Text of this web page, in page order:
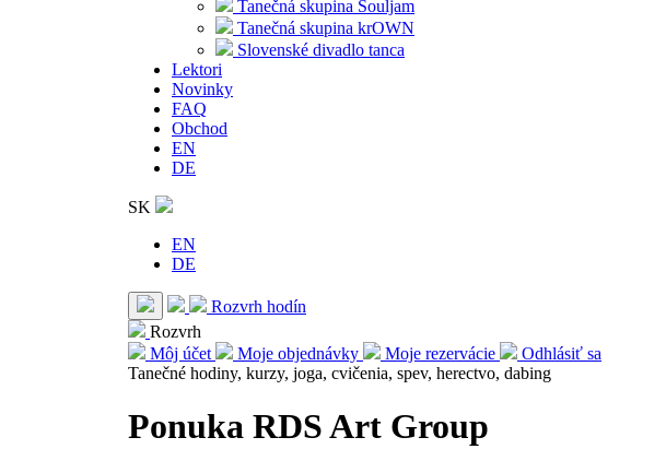
Tanečná skupina Souljam
Tanečná skupina krOWN
Slovenské divadlo tanca
Lektori
Novinky
FAQ
Obchod
EN
DE
SK
EN
DE
Rozvrh hodín
Rozvrh
Môj účet
Moje objednávky Moje rezervácie
Odhlásiť sa
Tanečné hodiny, kurzy, joga, cvičenia, spev, herectvo, dabing
Ponuka RDS Art Group